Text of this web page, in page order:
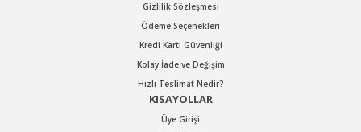
Gizlilik Sözleşmesi
Ödeme Seçenekleri
Kredi Kartı Güvenliği
Kolay İade ve Değişim
Hızlı Teslimat Nedir?
KISAYOLLAR
Üye Girişi